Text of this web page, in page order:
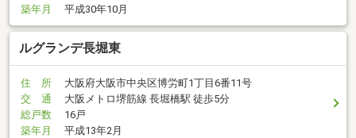
築年月
平成30年10月
ルグランデ長堀東
住 所
大阪府大阪市中央区博労町1丁目6番11号
交 通
大阪メトロ堺筋線 長堀橋駅 徒歩5分
総戸数
16戸
築年月
平成13年2月